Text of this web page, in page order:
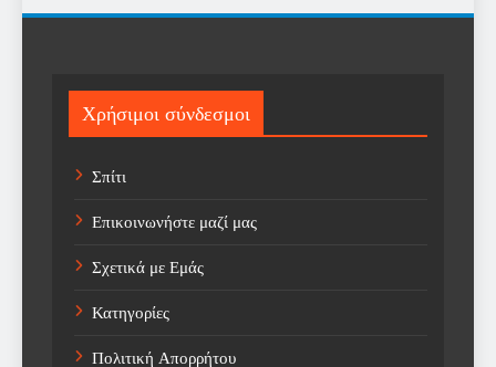
Sports
Technology
Trending
Weather
Αγορά
Αγορά Εργασίας
Χρήσιμοι σύνδεσμοι
Σπίτι
Επικοινωνήστε μαζί μας
Σχετικά με Εμάς
Κατηγορίες
Πολιτική Απορρήτου